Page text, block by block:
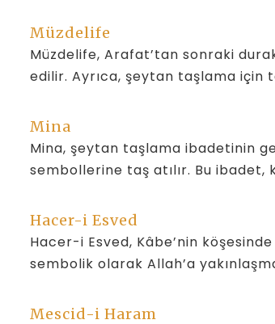
Müzdelife
Müzdelife, Arafat’tan sonraki
edilir. Ayrıca, şeytan taşlama için
Mina
Mina, şeytan taşlama ibadetinin
sembollerine taş atılır. Bu
Hacer-i Esved
Hacer-i Esved, Kâbe’nin
sembolik olarak Allah’a
Mescid-i Haram